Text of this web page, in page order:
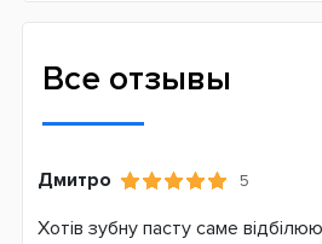
Для свежего дыхания
Для чувствительных десен и
Для укрепления эмали
Для ежедневного ухода
Индекс абразивности RDA
Все отзывы
Дмитро 5
Хотів зубну пасту саме